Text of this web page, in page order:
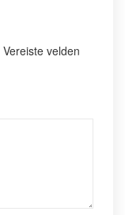
Vereiste velden